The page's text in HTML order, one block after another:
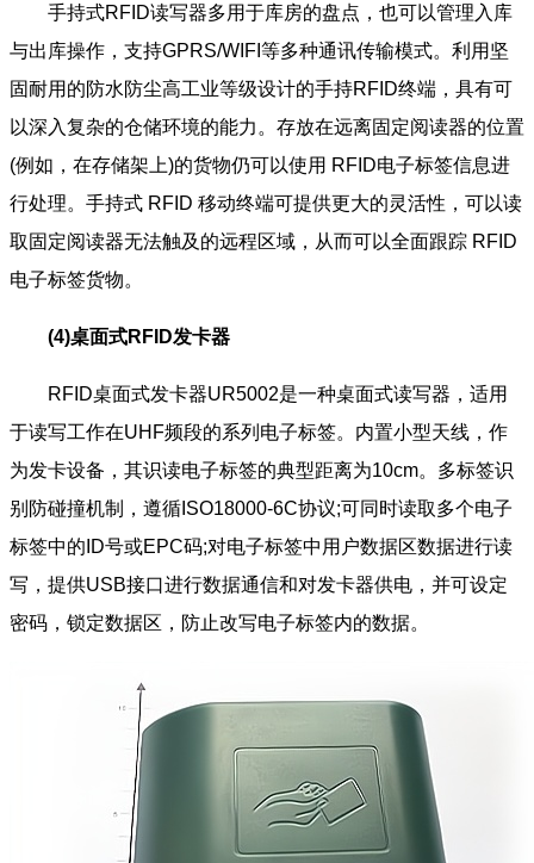
手持式RFID读写器多用于库房的盘点，也可以管理入库
与出库操作，支持GPRS/WIFI等多种通讯传输模式。利用坚
固耐用的防水防尘高工业等级设计的手持RFID终端，具有可
以深入复杂的仓储环境的能力。存放在远离固定阅读器的位置
(例如，在存储架上)的货物仍可以使用 RFID电子标签信息进
行处理。手持式 RFID 移动终端可提供更大的灵活性，可以读
取固定阅读器无法触及的远程区域，从而可以全面跟踪 RFID
电子标签货物。
(4)桌面式RFID发卡器
RFID桌面式发卡器UR5002是一种桌面式读写器，适用
于读写工作在UHF频段的系列电子标签。内置小型天线，作
为发卡设备，其识读电子标签的典型距离为10cm。多标签识
别防碰撞机制，遵循ISO18000-6C协议;可同时读取多个电子
标签中的ID号或EPC码;对电子标签中用户数据区数据进行读
写，提供USB接口进行数据通信和对发卡器供电，并可设定
密码，锁定数据区，防止改写电子标签内的数据。